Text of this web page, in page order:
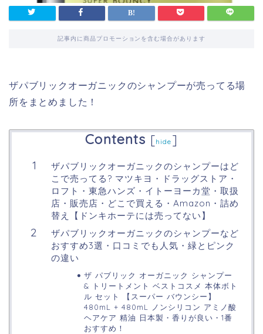
記事内に商品プロモーションを含む場合があります
ザパブリックオーガニックのシャンプーが売ってる場
所をまとめました！
Contents [hide ]
ザパブリックオーガニックのシャンプーはど
こで売ってる? マツキヨ・ドラッグストア・
ロフト・東急ハンズ・イトーヨーカ堂・取扱
店・販売店・どこで買える・Amazon・詰め
替え【ドンキホーテには売ってない】
ザパブリックオーガニックのシャンプーなど
おすすめ3選・口コミでも人気・緑とピンク
の違い
ザ パブリック オーガニック シャンプー
& トリートメント ベストコスメ 本体ボト
ル セット 【スーパー バウンシー】
480mL + 480mL ノンシリコン アミノ酸
ヘアケア 精油 日本製・香りが良い・1番
おすすめ！